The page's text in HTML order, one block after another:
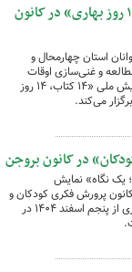
برگزاری پویش «۱۴ کتاب، ۱۴ روز بهاری» در کانون
استان چهارمحال و
و غنی‌سازی اوقات
فراغت نسل جوان، دومین دوره پویش ملی «۱۴ کتاب، ۱۴ روز
در کانون بروجن
یک نگاه» نمایش
پرورش فکری کودکان و
نوجوانان استان چهارمحال و بختیاری از پنجم اسفند ۱۴۰۴ در